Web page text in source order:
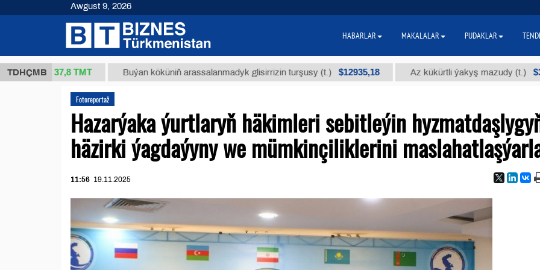
TDHÇMB
37,8 ТМТ Buýan köküniň arassalanmadyk glisirrizin turşusy (t.) $12935,18 Az kükürtli ýakyş mazudy (t.) $300
Fotoreportaž
Hazarýaka ýurtlaryň häkimleri sebitleýin
häzirki ýagdaýyny we mümkinçiliklerini
11:56 19.11.2025
Awgust 9, 2026
HABARLAR MAKALALAR PUDAKLAR